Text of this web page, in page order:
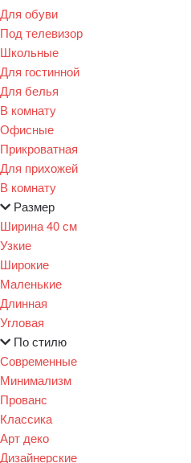
Для обуви
Под телевизор
Школьные
Для гостинной
Для белья
В комнату
Офисные
Прикроватная
Для прихожей
В комнату
Размер
Ширина 40 см
Узкие
Широкие
Маленькие
Длинная
Угловая
По стилю
Современные
Минимализм
Прованс
Классика
Арт деко
Дизайнерские